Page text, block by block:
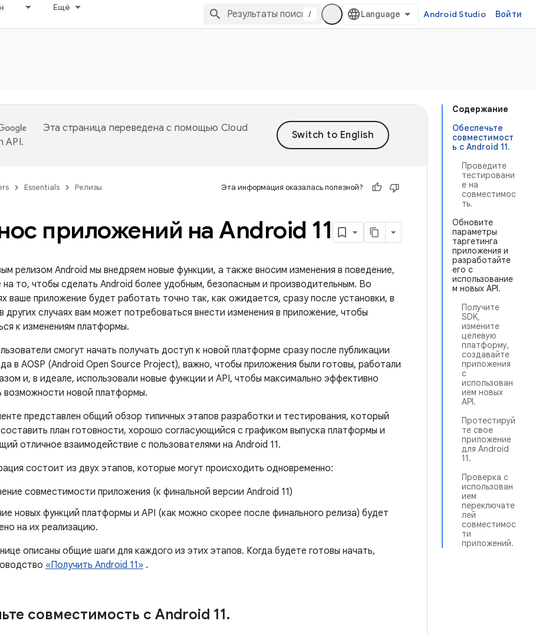
Ещё
/ Android Studio Войти
Содержание
Обеспечьте
совместимост
ь с Android 11.
Проведите
тестировани
е на
совместимос
ть.
Обновите
параметры
таргетинга
приложения и
разработайте
его с
использование
м новых API.
Получите
SDK,
измените
целевую
платформу,
создавайте
приложения
с
использован
ием новых
API.
Протестируй
те свое
приложение
для Android
11.
Проверка с
использован
ием
переключате
лей
совместимос
ти
приложений.
Эта страница переведена с помощью Cloud
API.
Essentials Релизы Эта информация оказалась полезной?
приложений на Android 11
релизом Android мы внедряем новые функции, а также вносим изменения в поведение,
на то, чтобы сделать Android более удобным, безопасным и производительным. Во
ваше приложение будет работать точно так, как ожидается, сразу после установки, в
других случаях вам может потребоваться внести изменения в приложение, чтобы
к изменениям платформы.
смогут начать получать доступ к новой платформе сразу после публикации
в AOSP (Android Open Source Project), важно, чтобы приложения были готовы, работали
и, в идеале, использовали новые функции и API, чтобы максимально эффективно
возможности новой платформы.
представлен общий обзор типичных этапов разработки и тестирования, который
план готовности, хорошо согласующийся с графиком выпуска платформы и
отличное взаимодействие с пользователями на Android 11.
состоит из двух этапов, которые могут происходить одновременно:
совместимости приложения (к финальной версии Android 11)
новых функций платформы и API (как можно скорее после финального релиза) будет
на их реализацию.
описаны общие шаги для каждого из этих этапов. Когда будете готовы начать,
«Получить Android 11» .
совместимость с Android 11.